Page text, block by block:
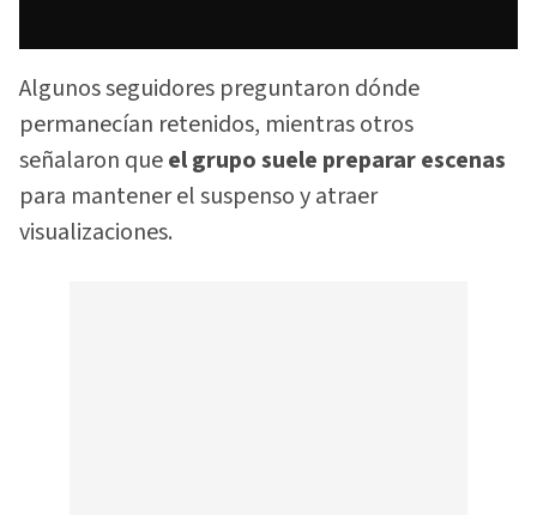
Algunos seguidores preguntaron dónde
permanecían retenidos, mientras otros
señalaron queel grupo suele preparar escenas
para mantener el suspenso y atraer
visualizaciones.